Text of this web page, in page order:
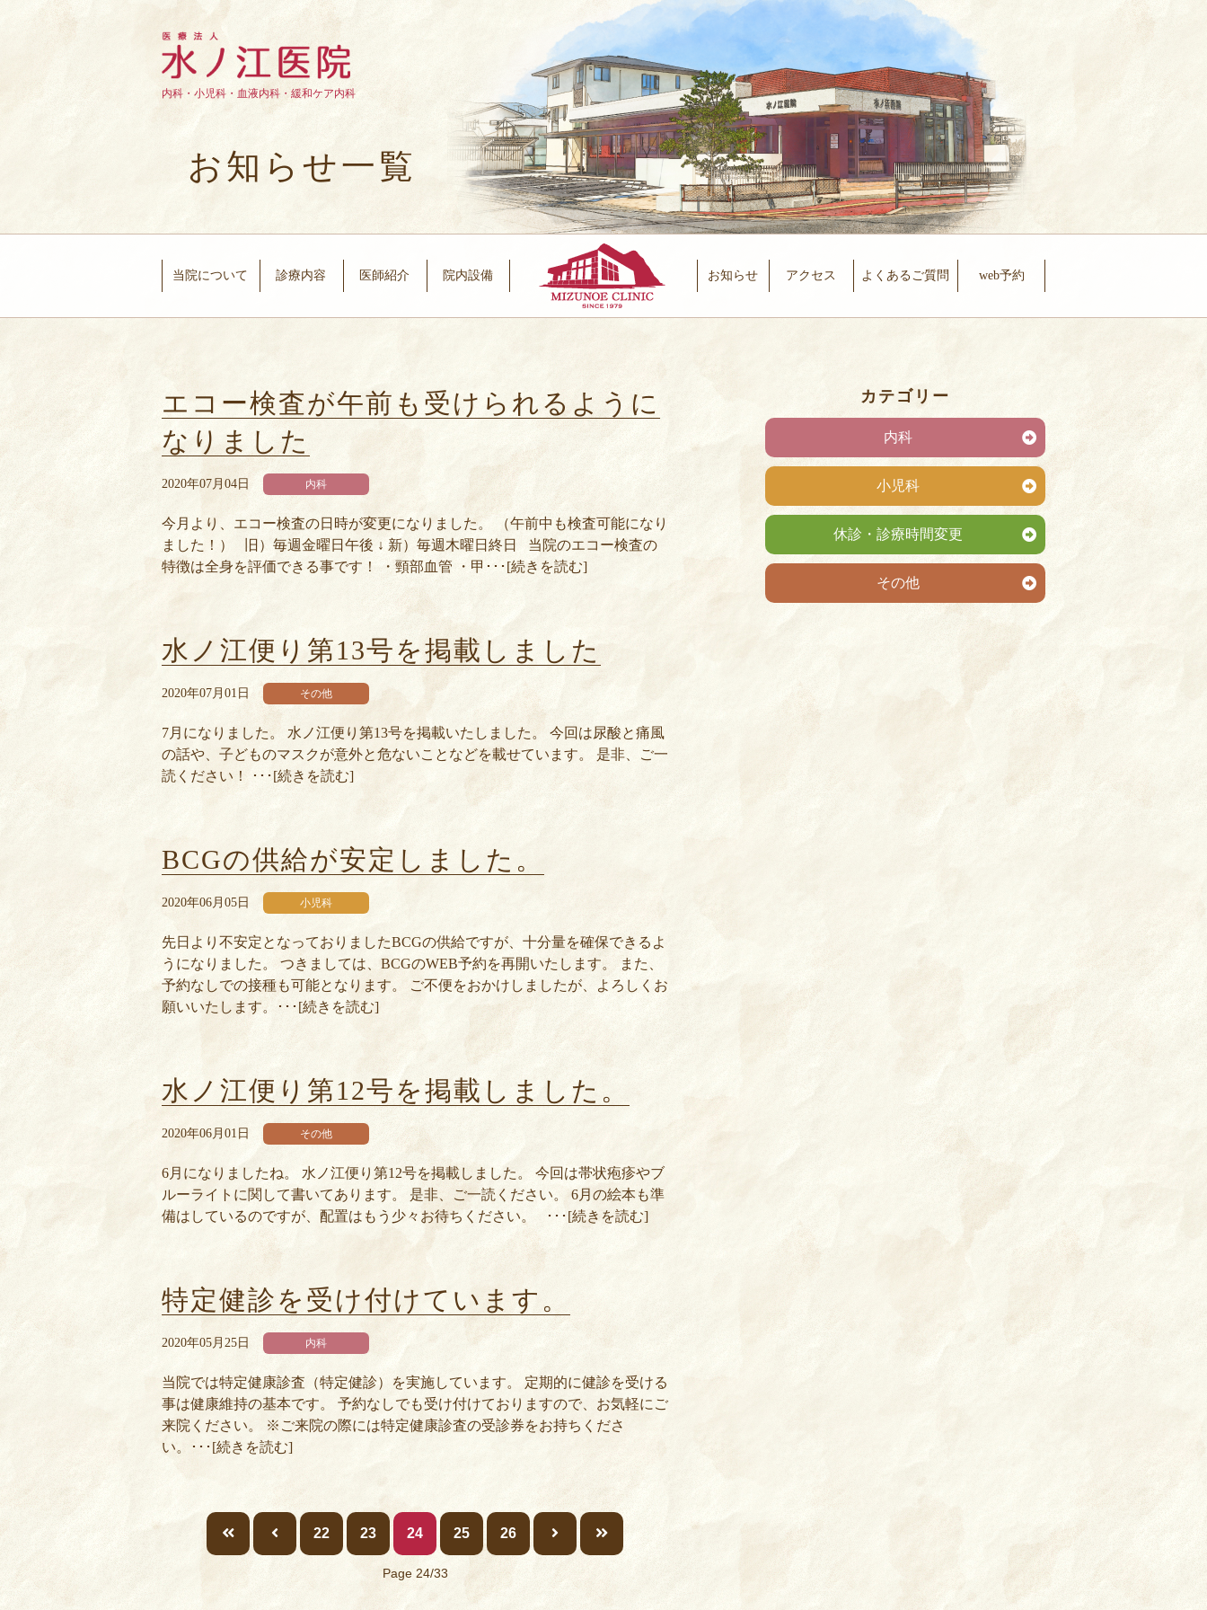
内科・小児科・血液内科・緩和ケア内科
お知らせ一覧
当院について 診療内容 医師紹介 院内設備 お知らせ アクセス よくあるご質問 web予約
エコー検査が午前も受けられるように
なりました
2020年07月04日 内科
今月より、エコー検査の日時が変更になりました。 （午前中も検査可能になり
ました！） 旧）毎週金曜日午後 ↓ 新）毎週木曜日終日 当院のエコー検査の
特徴は全身を評価できる事です！ ・頸部血管 ・甲･･･[続きを読む]
水ノ江便り第13号を掲載しました
2020年07月01日 その他
7月になりました。 水ノ江便り第13号を掲載いたしました。 今回は尿酸と痛風
の話や、子どものマスクが意外と危ないことなどを載せています。 是非、ご一
読ください！ ･･･[続きを読む]
BCGの供給が安定しました。
2020年06月05日 小児科
先日より不安定となっておりましたBCGの供給ですが、十分量を確保できるよ
うになりました。 つきましては、BCGのWEB予約を再開いたします。 また、
予約なしでの接種も可能となります。 ご不便をおかけしましたが、よろしくお
願いいたします。･･･[続きを読む]
水ノ江便り第12号を掲載しました。
2020年06月01日 その他
6月になりましたね。 水ノ江便り第12号を掲載しました。 今回は帯状疱疹やブ
ルーライトに関して書いてあります。 是非、ご一読ください。 6月の絵本も準
備はしているのですが、配置はもう少々お待ちください。 ･･･[続きを読む]
特定健診を受け付けています。
2020年05月25日 内科
当院では特定健康診査（特定健診）を実施しています。 定期的に健診を受ける
事は健康維持の基本です。 予約なしでも受け付けておりますので、お気軽にご
来院ください。 ※ご来院の際には特定健康診査の受診券をお持ちくださ
い。･･･[続きを読む]
22 23 24 25 26
Page 24/33
カテゴリー
内科
小児科
休診・診療時間変更
その他